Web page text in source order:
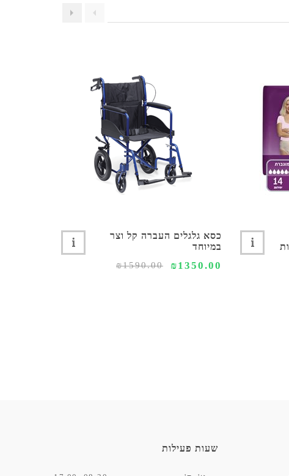
כסא גלגלים העברה קל וצר
במיוחד
₪1350.00
₪1590.00
שעות פעילות